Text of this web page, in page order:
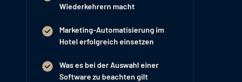
Wiederkehrern macht
Marketing-Automatisierung im
Hotel erfolgreich einsetzen
Was es bei der Auswahl einer
Software zu beachten gilt